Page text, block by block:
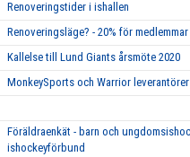
Renoveringstider i ishallen
Renoveringsläge? - 20% för
Kallelse till Lund Giants årsmöte 2020
MonkeySports och Warrior
Föräldraenkät - barn och
ishockeyförbund